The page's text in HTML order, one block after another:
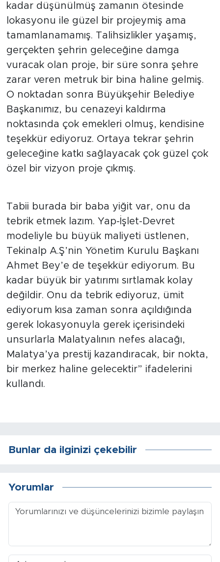
kadar düşünülmüş zamanın ötesinde
lokasyonu ile güzel bir projeymiş ama
tamamlanamamış. Talihsizlikler yaşamış,
gerçekten şehrin geleceğine damga
vuracak olan proje, bir süre sonra şehre
zarar veren metruk bir bina haline gelmiş.
O noktadan sonra Büyükşehir Belediye
Başkanımız, bu cenazeyi kaldırma
noktasında çok emekleri olmuş, kendisine
teşekkür ediyoruz. Ortaya tekrar şehrin
geleceğine katkı sağlayacak çok güzel çok
özel bir vizyon proje çıkmış.
Tabii burada bir baba yiğit var, onu da
tebrik etmek lazım. Yap-İşlet-Devret
modeliyle bu büyük maliyeti üstlenen,
Tekinalp A.Ş’nin Yönetim Kurulu Başkanı
Ahmet Bey’e de teşekkür ediyorum. Bu
kadar büyük bir yatırımı sırtlamak kolay
değildir. Onu da tebrik ediyoruz, ümit
ediyorum kısa zaman sonra açıldığında
gerek lokasyonuyla gerek içerisindeki
unsurlarla Malatyalının nefes alacağı,
Malatya’ya prestij kazandıracak, bir nokta,
bir merkez haline gelecektir” ifadelerini
kullandı.
Bunlar da ilginizi çekebilir
Yorumlar